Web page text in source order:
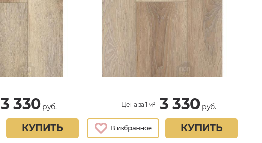
3 330руб.
КУПИТЬ
Цена за 1 м² 3 330руб.
КУПИТЬ